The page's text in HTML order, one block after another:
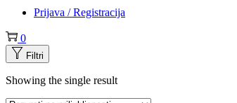
Prijava / Registracija
0
Filtri
Showing the single result